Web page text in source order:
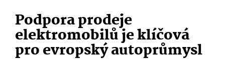
Podpora prodeje
elektromobilů je klíčová
pro evropský autoprůmysl